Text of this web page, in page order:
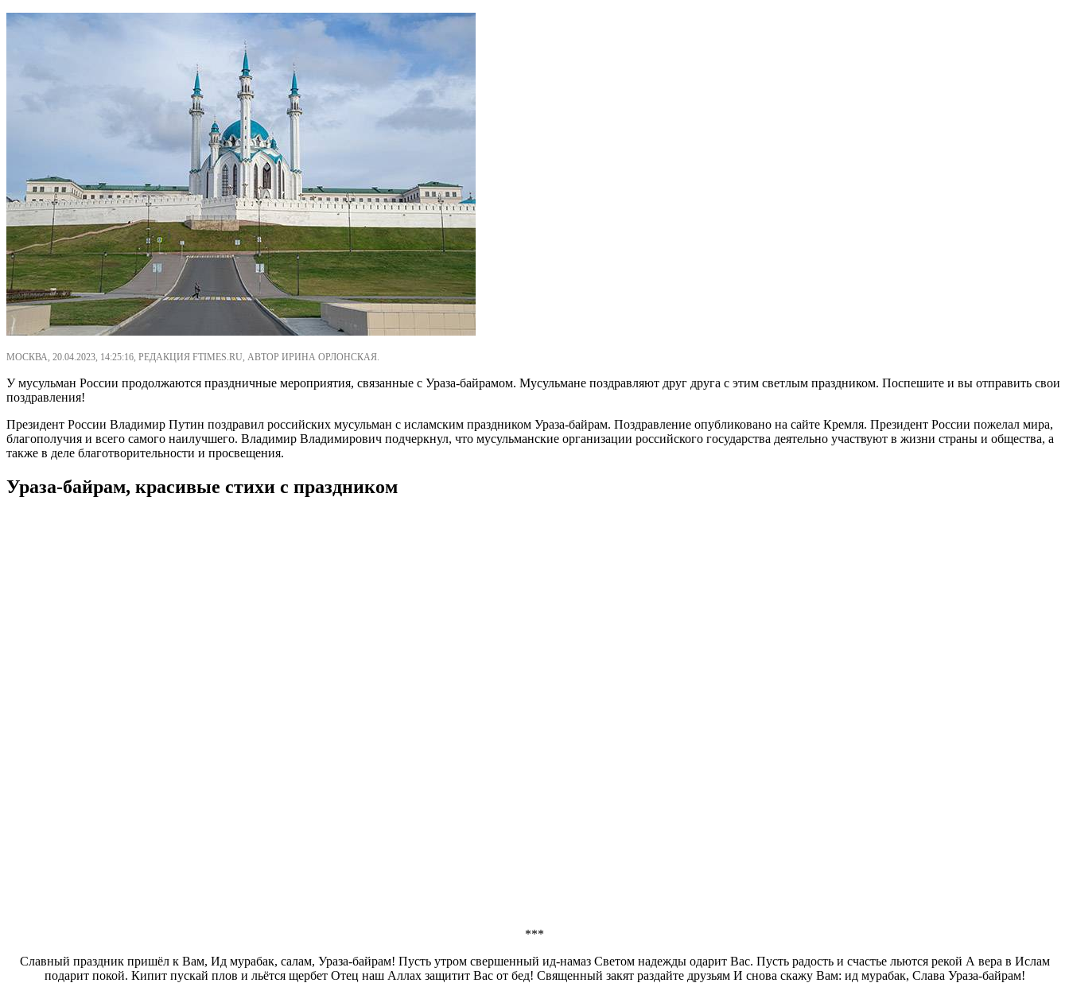
МОСКВА, 20.04.2023, 14:25:16, РЕДАКЦИЯ FTIMES.RU, АВТОР ИРИНА ОРЛОНСКАЯ.
У мусульман России продолжаются праздничные мероприятия, связанные с Ураза-байрамом. Мусульмане поздравляют друг друга с этим светлым праздником. Поспешите и вы отправить свои
поздравления!
Президент России Владимир Путин поздравил российских мусульман с исламским праздником Ураза-байрам. Поздравление опубликовано на сайте Кремля. Президент России пожелал мира,
благополучия и всего самого наилучшего. Владимир Владимирович подчеркнул, что мусульманские организации российского государства деятельно участвуют в жизни страны и общества, а
также в деле благотворительности и просвещения.
Ураза-байрам, красивые стихи с праздником
***
Славный праздник пришёл к Вам, Ид мурабак, салам, Ураза-байрам! Пусть утром свершенный ид-намаз Светом надежды одарит Вас. Пусть радость и счастье льются рекой А вера в Ислам
подарит покой. Кипит пускай плов и льётся щербет Отец наш Аллах защитит Вас от бед! Священный закят раздайте друзьям И снова скажу Вам: ид мурабак, Слава Ураза-байрам!